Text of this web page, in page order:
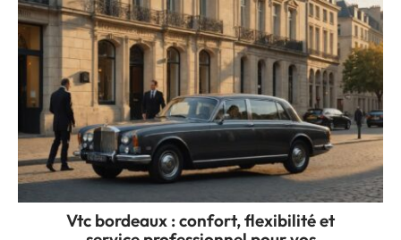
Vtc bordeaux : confort, flexibilité et